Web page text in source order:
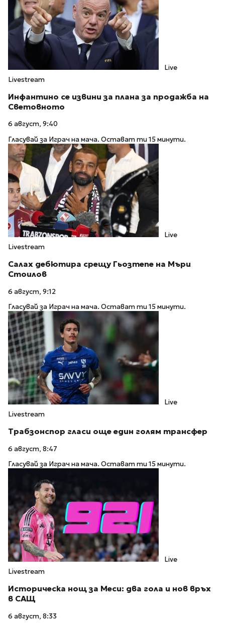
Live
Livestream
Инфантино се извини за плана за продажба на
Световното
6 август, 9:40
Гласувай за Играч на мача. Остават ти 15 минути.
Live
Livestream
Салах дебютира срещу Гьозтепе на Мъри
Стоилов
6 август, 9:12
Гласувай за Играч на мача. Остават ти 15 минути.
Live
Livestream
Трабзонспор гласи още един голям трансфер
6 август, 8:47
Гласувай за Играч на мача. Остават ти 15 минути.
Live
Livestream
Историческа нощ за Меси: два гола и нов връх
в САЩ
6 август, 8:33